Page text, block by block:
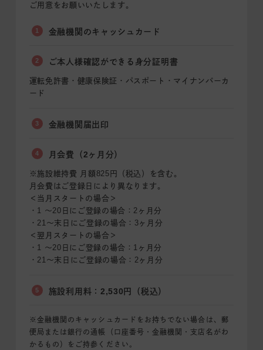
ご用意をお願いいたします。
1 金融機関のキャッシュカード
2 ご本人様確認ができる身分証明書
運転免許書・健康保険証・パスポート・マイナンバーカ
ード
3 金融機関届出印
4 月会費（2ヶ月分）
※施設維持費 月額825円（税込）を含む。
月会費はご登録日により異なります。
＜当月スタートの場合＞
・1 〜20日にご登録の場合：2ヶ月分
・21〜末日にご登録の場合：3ヶ月分
＜翌月スタートの場合＞
・1 〜20日にご登録の場合：1ヶ月分
・21〜末日にご登録の場合：2ヶ月分
5 施設利用料：2,530円（税込）
※金融機関のキャッシュカードをお持ちでない場合は、郵
便局または銀行の通帳（口座番号・金融機関・支店名がわ
かるもの）をご持参ください。